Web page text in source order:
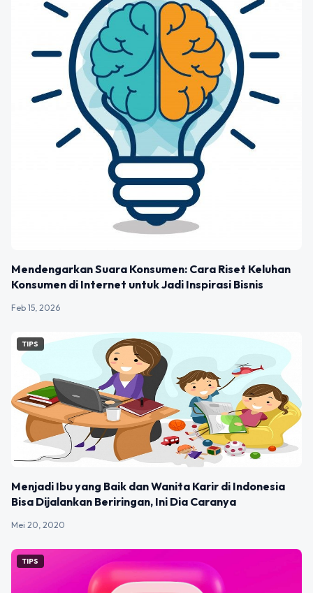
Mendengarkan Suara Konsumen: Cara Riset Keluhan
Konsumen di Internet untuk Jadi Inspirasi Bisnis
Feb 15, 2026
TIPS
Menjadi Ibu yang Baik dan Wanita Karir di Indonesia
Bisa Dijalankan Beriringan, Ini Dia Caranya
Mei 20, 2020
TIPS